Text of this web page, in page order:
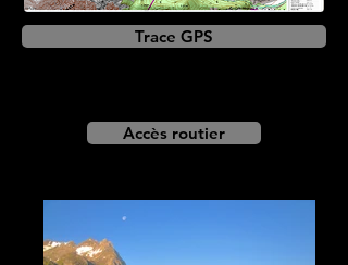
Trace GPS
Accès routier